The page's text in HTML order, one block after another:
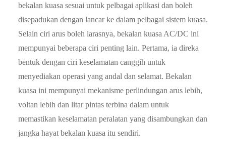
bekalan kuasa sesuai untuk pelbagai aplikasi dan boleh
disepadukan dengan lancar ke dalam pelbagai sistem kuasa.
Selain ciri arus boleh larasnya, bekalan kuasa AC/DC ini
mempunyai beberapa ciri penting lain. Pertama, ia direka
bentuk dengan ciri keselamatan canggih untuk
menyediakan operasi yang andal dan selamat. Bekalan
kuasa ini mempunyai mekanisme perlindungan arus lebih,
voltan lebih dan litar pintas terbina dalam untuk
memastikan keselamatan peralatan yang disambungkan dan
jangka hayat bekalan kuasa itu sendiri.